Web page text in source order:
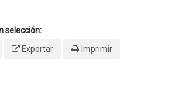
selección:
Exportar Imprimir